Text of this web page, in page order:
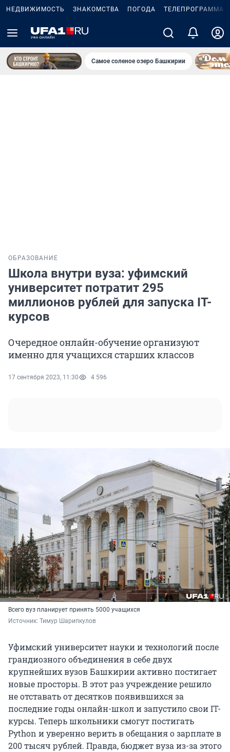
НЕДВИЖИМОСТЬ ЗНАКОМСТВА ПОГОДА ТЕЛЕПРОГРАММА
Самое соленое озеро Башкирии
ОБРАЗОВАНИЕ
Школа внутри вуза: уфимский
университет потратит 295
миллионов рублей для запуска IT-
курсов
Очередное онлайн-обучение организуют
именно для учащихся старших классов
17 сентября 2023, 11:30 4 596
Всего вуз планирует принять 5000 учащихся
Источник: Тимур Шарипкулов
Уфимский университет науки и технологий после
грандиозного объединения в себе двух
крупнейших вузов Башкирии активно постигает
новые просторы. В этот раз учреждение решило
не отставать от десятков появившихся за
последние годы онлайн-школ и запустило свои IT-
курсы. Теперь школьники смогут постигать
Python и уверенно верить в обещания о зарплате в
200 тысяч рублей. Правда, бюджет вуза из-за этого